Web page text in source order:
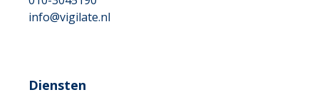
info@vigilate.nl
Diensten